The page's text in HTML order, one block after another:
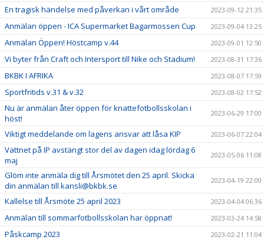
En tragisk händelse med påverkan i vårt område 2023-09-12 21:35
Anmälan öppen - ICA Supermarket Bagarmossen Cup 2023-09-04 13:25
Anmälan Öppen! Höstcamp v.44 2023-09-01 12:50
Vi byter från Craft och Intersport till Nike och Stadium! 2023-08-31 17:36
BKBK I AFRIKA 2023-08-07 17:59
Sportfritids v.31 & v.32 2023-08-02 17:52
Nu är anmälan åter öppen för knattefotbollsskolan i
höst!
2023-06-29 17:00
Viktigt meddelande om lagens ansvar att låsa KIP 2023-06-07 22:04
Vattnet på IP avstängt stor del av dagen idag lördag 6
maj
2023-05-06 11:08
Glöm inte anmäla dig till Årsmötet den 25 april. Skicka
din anmälan till kansli@bkbk.se
2023-04-19 22:00
Kallelse till Årsmöte 25 april 2023 2023-04-04 06:36
Anmälan till sommarfotbollsskolan har öppnat! 2023-03-24 14:58
Påskcamp 2023
2023-02-21 11:04